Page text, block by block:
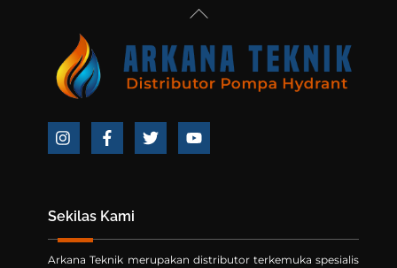
Back
Top
Icon
Icon
Icon
Icon
Sekilas Kami
Arkana Teknik merupakan distributor terkemuka spesialis